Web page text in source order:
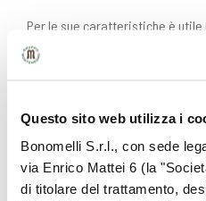
Questo sito web utilizza i
Bonomelli S.r.l., con sede
via Enrico Mattei 6 (la
di titolare del trattamento,
Per le sue caratteristiche è
cure dell’osteoporosi,
gli over 50 e le persone di sesso